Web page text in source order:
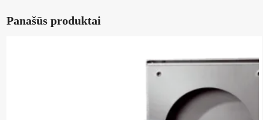
Panašūs produktai